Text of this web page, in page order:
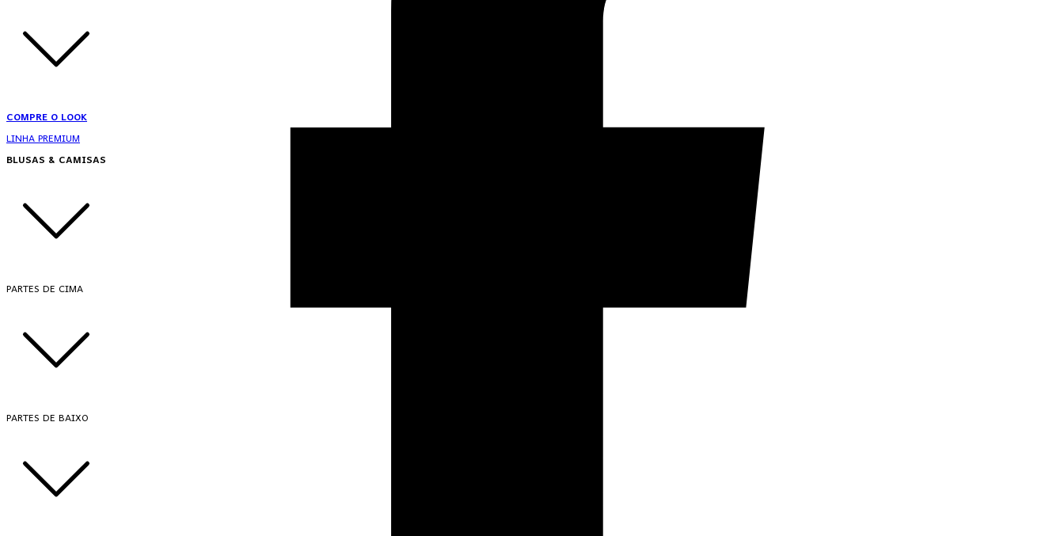
COMPRE O LOOK
LINHA PREMIUM
BLUSAS & CAMISAS
PARTES DE CIMA
PARTES DE BAIXO